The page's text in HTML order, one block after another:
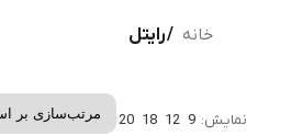
خانه / رایتل
نمایش: 9
12
18
20